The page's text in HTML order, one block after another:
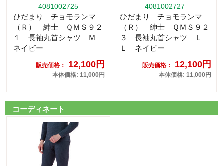
4081002725
ひだまり チョモランマ
（Ｒ） 紳士 ＱＭＳ９２
１ 長袖丸首シャツ Ｍ
ネイビー
販売価格： 12,100円
本体価格: 11,000円
4081002727
ひだまり チョモランマ
（Ｒ） 紳士 ＱＭＳ９２
３ 長袖丸首シャツ Ｌ
Ｌ ネイビー
販売価格： 12,100円
本体価格: 11,000円
コーディネート